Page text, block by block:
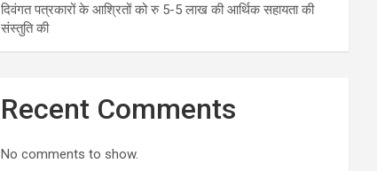
दिवंगत पत्रकारों के आश्रितों को रु 5-5 लाख की आर्थिक सहायता की
संस्तुति की
Recent Comments
No comments to show.